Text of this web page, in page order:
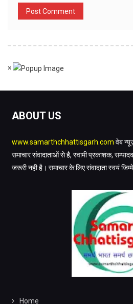
×
ABOUT US
www.samarthchhattisgarh.com वेब
समाचार संवादाताओं से है, स्वामी प्रकाशक,
जरूरी नही है। समाचार के लिए संवादाता स्वयं
Home